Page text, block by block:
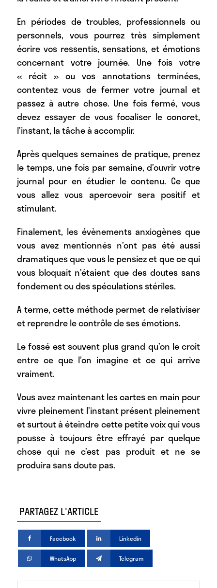
En périodes de troubles, professionnels ou
personnels, vous pourrez très simplement
écrire vos ressentis, sensations, et émotions
concernant votre journée. Une fois votre
« récit » ou vos annotations terminées,
contentez vous de fermer votre journal et
passez à autre chose. Une fois fermé, vous
devez essayer de vous focaliser le concret,
l’instant, la tâche à accomplir.
Après quelques semaines de pratique, prenez
le temps, une fois par semaine, d’ouvrir votre
journal pour en étudier le contenu. Ce que
vous allez vous apercevoir sera positif et
stimulant.
Finalement, les évènements anxiogènes que
vous avez mentionnés n’ont pas été aussi
dramatiques que vous le pensiez et que ce qui
vous bloquait n’étaient que des doutes sans
fondement ou des spéculations stériles.
A terme, cette méthode permet de relativiser
et reprendre le contrôle de ses émotions.
Le fossé est souvent plus grand qu’on le croit
entre ce que l’on imagine et ce qui arrive
vraiment.
Vous avez maintenant les cartes en main pour
vivre pleinement l’instant présent pleinement
et surtout à éteindre cette petite voix qui vous
pousse à toujours être effrayé par quelque
chose qui ne c’est pas produit et ne se
produira sans doute pas.
PARTAGEZ L'ARTICLE
Facebook Linkedin
WhatsApp Telegram